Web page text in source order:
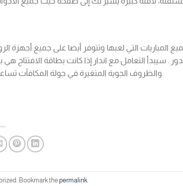
المباريات التي لعبها وتتوفر أيضا على جميع أجهزة
. سيبدأ التعامل مع اندار إذا كانت بطاقة الافتتاح
والظروف الجوية المتغيرة في جولة المكافآت تساعدها على أن تبدو رائعة. احظ بأوقات ممتعة ومربحة في الكازينو.
Bookmark thepermalink.